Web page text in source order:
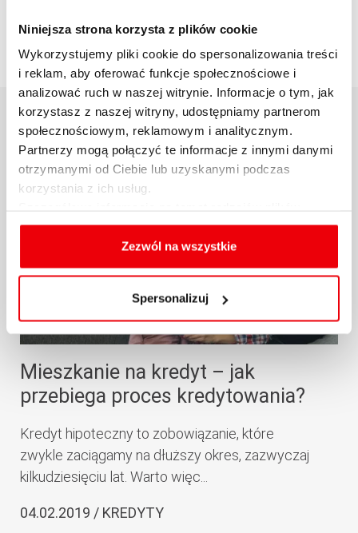
Niniejsza strona korzysta z plików cookie
Wykorzystujemy pliki cookie do spersonalizowania treści
i reklam, aby oferować funkcje społecznościowe i
analizować ruch w naszej witrynie. Informacje o tym, jak
korzystasz z naszej witryny, udostępniamy partnerom
społecznościowym, reklamowym i analitycznym.
Partnerzy mogą połączyć te informacje z innymi danymi
otrzymanymi od Ciebie lub uzyskanymi podczas
korzystania z ich usług.
cookies, celu i sposobu korzystania z nich przez nas
oraz zmiany ustawień plików cookies a także ich
usuwania z przeglądarki internetowej, znajdują się
Zezwól na wszystkie
Spersonalizuj
POWIĄZANE AKTUALNOŚCI
Mieszkanie na kredyt – jak
przebiega proces kredytowania?
Kredyt hipoteczny to zobowiązanie, które
zwykle zaciągamy na dłuższy okres, zazwyczaj
kilkudziesięciu lat. Warto więc...
04.02.2019 / KREDYTY